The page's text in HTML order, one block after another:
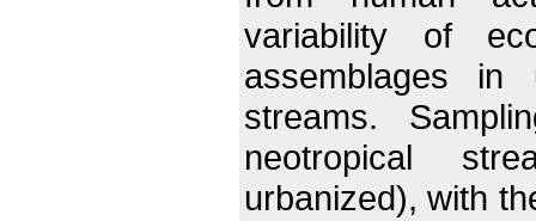
variability of
assemblages in
streams.
neotropical
urbanized), with